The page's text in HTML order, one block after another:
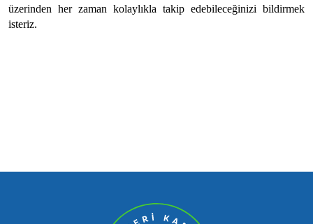
üzerinden her zaman kolaylıkla takip edebileceğinizi bildirmek
isteriz.